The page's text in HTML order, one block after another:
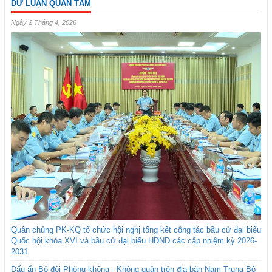
DƯ LUẬN QUAN TÂM
Ngày 2 Tháng 4, 2026
Quân chủng PK-KQ tổ chức hội nghị tổng kết công tác bầu cử đại biểu
Quốc hội khóa XVI và bầu cử đại biểu HĐND các cấp nhiệm kỳ 2026-
2031
Dấu ấn Bộ đội Phòng không - Không quân trên địa bàn Nam Trung Bộ